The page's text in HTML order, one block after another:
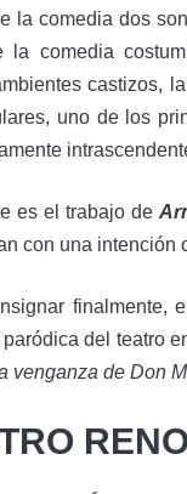
la comedia dos
comedia
castizos,
uno de los
es el trabajo de
con una intención
finalmente,
del teatro
venganza de Don